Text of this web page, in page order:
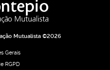
Mutualista ©2026
Gerais
RGPD